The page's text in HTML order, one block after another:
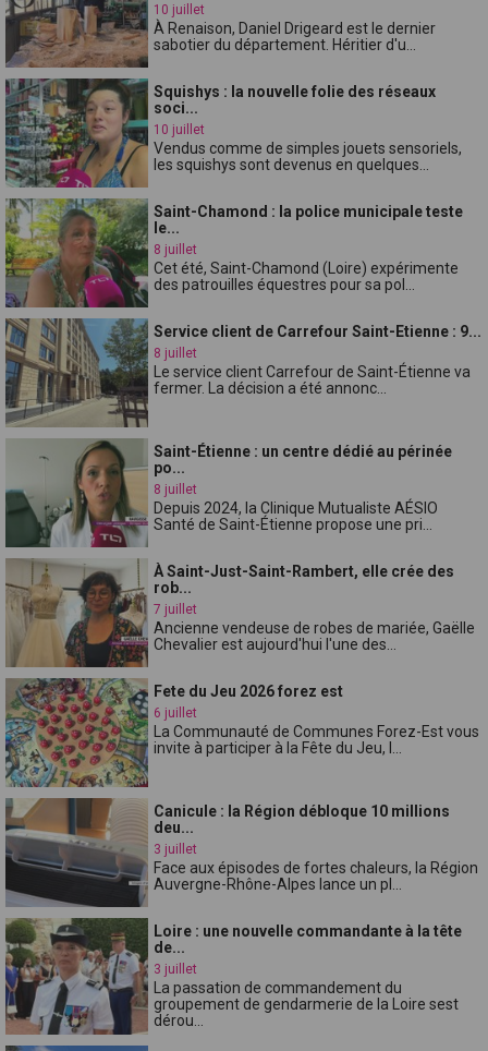
10 juillet
À Renaison, Daniel Drigeard est le dernier
sabotier du département. Héritier d'u...
Squishys : la nouvelle folie des réseaux
soci...
10 juillet
Vendus comme de simples jouets sensoriels,
les squishys sont devenus en quelques...
Saint-Chamond : la police municipale teste
le...
8 juillet
Cet été, Saint-Chamond (Loire) expérimente
des patrouilles équestres pour sa pol...
Service client de Carrefour Saint-Etienne : 9...
8 juillet
Le service client Carrefour de Saint-Étienne va
fermer. La décision a été annonc...
Saint-Étienne : un centre dédié au périnée
po...
8 juillet
Depuis 2024, la Clinique Mutualiste AÉSIO
Santé de Saint-Étienne propose une pri...
À Saint-Just-Saint-Rambert, elle crée des
rob...
7 juillet
Ancienne vendeuse de robes de mariée, Gaëlle
Chevalier est aujourd'hui l'une des...
Fete du Jeu 2026 forez est
6 juillet
La Communauté de Communes Forez-Est vous
invite à participer à la Fête du Jeu, l...
Canicule : la Région débloque 10 millions
deu...
3 juillet
Face aux épisodes de fortes chaleurs, la Région
Auvergne-Rhône-Alpes lance un pl...
Loire : une nouvelle commandante à la tête
de...
3 juillet
La passation de commandement du
groupement de gendarmerie de la Loire sest
dérou...